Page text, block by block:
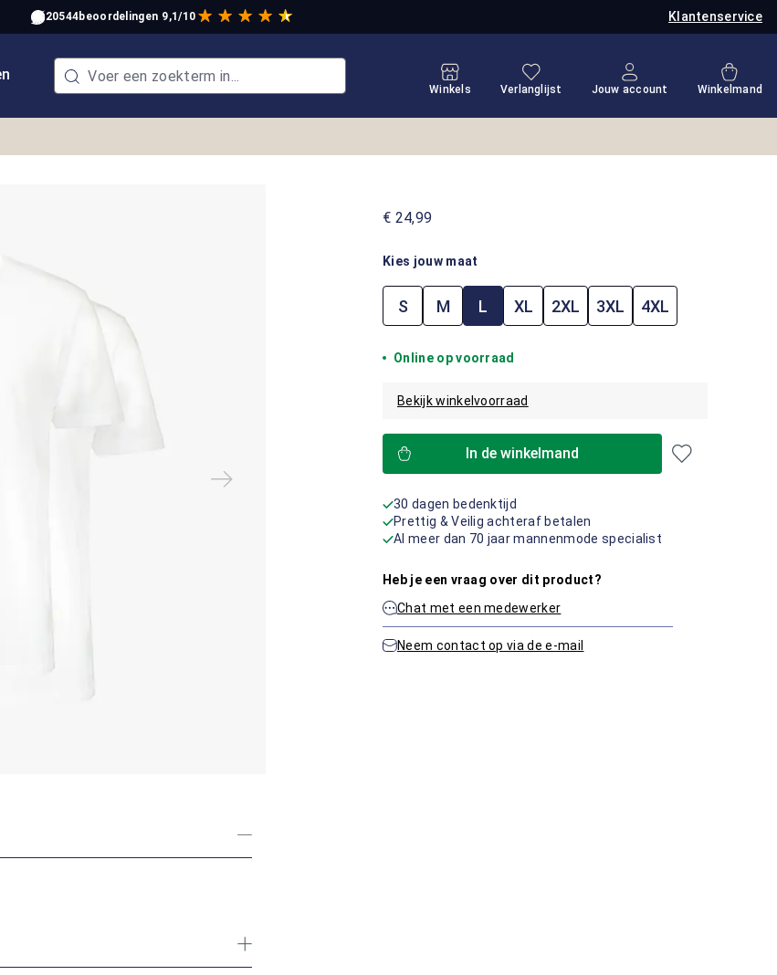
Klantenservice
20544beoordelingen 9,1/10
Winkels
Je hebt 0 items op je verlanglijstje
Verlanglijst Jouw account Winkelmand
€ 24,99
Kies jouw maat
S M L XL 2XL 3XL 4XL
Online op voorraad
Bekijk winkelvoorraad
In de winkelmand
30 dagen bedenktijd
Prettig & Veilig achteraf betalen
Al meer dan 70 jaar mannenmode specialist
Heb je een vraag over dit product?
Chat met een medewerker
Neem contact op via de e-mail